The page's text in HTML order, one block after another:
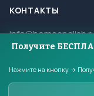
КОНТАКТЫ
ВКонтакте
Получите
Нажмите на кнопку →